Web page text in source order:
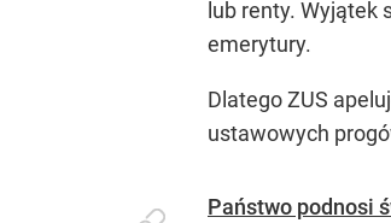
lub renty.
emerytury.
Dlatego ZUS
ustawowych
Państwo podnosi